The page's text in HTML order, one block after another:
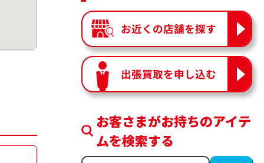
お近くの店舗を探す
出張買取を申し込む
お客さまがお持ちのアイテ
ムを検索する